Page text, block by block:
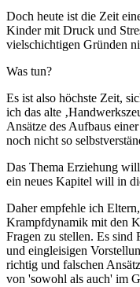
Doch heute ist die Zeit
Kinder mit Druck und
vielschichtigen Gründen
Was tun?
Es ist also höchste Zeit,
ich das alte
Ansätze des Aufbaus
noch nicht so
Das Thema Erziehung
ein neues Kapitel will in
Daher empfehle ich
Krampfdynamik mit den
Fragen zu stellen. Es sind
und eingleisigen
richtig und falschen
von 'sowohl als auch' im